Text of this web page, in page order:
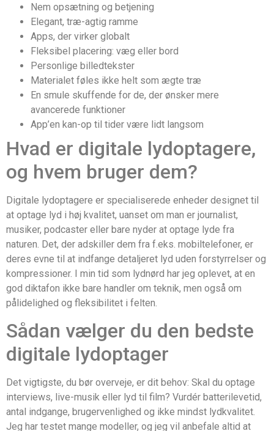
Nem opsætning og betjening
Elegant, træ-agtig ramme
Apps, der virker globalt
Fleksibel placering: væg eller bord
Personlige billedtekster
Materialet føles ikke helt som ægte træ
En smule skuffende for de, der ønsker mere
avancerede funktioner
App’en kan-op til tider være lidt langsom
Hvad er digitale lydoptagere,
og hvem bruger dem?
Digitale lydoptagere er specialiserede enheder designet til
at optage lyd i høj kvalitet, uanset om man er journalist,
musiker, podcaster eller bare nyder at optage lyde fra
naturen. Det, der adskiller dem fra f.eks. mobiltelefoner, er
deres evne til at indfange detaljeret lyd uden forstyrrelser og
kompressioner. I min tid som lydnørd har jeg oplevet, at en
god diktafon ikke bare handler om teknik, men også om
pålidelighed og fleksibilitet i felten.
Sådan vælger du den bedste
digitale lydoptager
Det vigtigste, du bør overveje, er dit behov: Skal du optage
interviews, live-musik eller lyd til film? Vurdér batterilevetid,
antal indgange, brugervenlighed og ikke mindst lydkvalitet.
Jeg har testet mange modeller, og jeg vil anbefale altid at